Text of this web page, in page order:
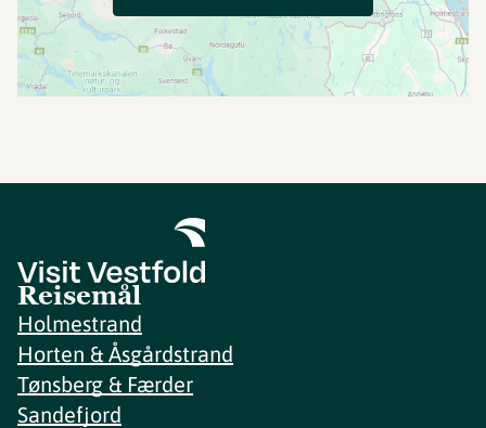
Reisemål
Holmestrand
Horten & Åsgårdstrand
Tønsberg & Færder
Sandefjord